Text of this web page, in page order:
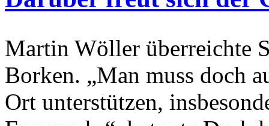
Martin Wöller überreichte
Borken. „Man muss doch
Ort unterstützen,